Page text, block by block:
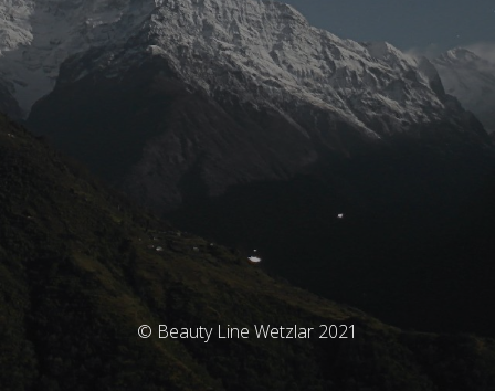
© Beauty Line Wetzlar 2021